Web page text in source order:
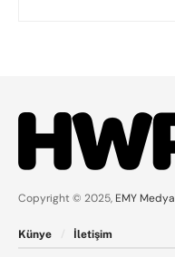
Copyright © 2025, EMY Medya
Künye İletişim